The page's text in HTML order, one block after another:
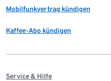
Mobilfunkvertrag kündigen
Kaffee-Abo kündigen
Service & Hilfe